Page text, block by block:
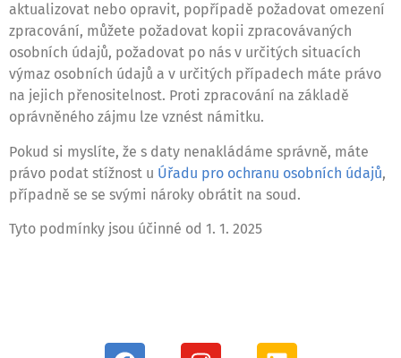
aktualizovat nebo opravit, popřípadě požadovat omezení
zpracování, můžete požadovat kopii zpracovávaných
osobních údajů, požadovat po nás v určitých situacích
výmaz osobních údajů a v určitých případech máte právo
na jejich přenositelnost. Proti zpracování na základě
oprávněného zájmu lze vznést námitku.
Pokud si myslíte, že s daty nenakládáme správně, máte
právo podat stížnost u Úřadu pro ochranu osobních údajů,
případně se se svými nároky obrátit na soud.
Tyto podmínky jsou účinné od 1. 1. 2025